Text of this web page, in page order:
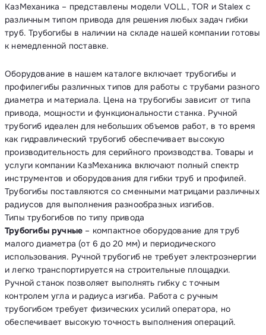
КазМеханика – представлены модели VOLL, TOR и Stalex с
различным типом привода для решения любых задач гибки
труб. Трубогибы в наличии на складе нашей компании готовы
к немедленной поставке.
Оборудование в нашем каталоге включает трубогибы и
профилегибы различных типов для работы с трубами разного
диаметра и материала. Цена на трубогибы зависит от типа
привода, мощности и функциональности станка. Ручной
трубогиб идеален для небольших объемов работ, в то время
как гидравлический трубогиб обеспечивает высокую
производительность для серийного производства. Товары и
услуги компании КазМеханика включают полный спектр
инструментов и оборудования для гибки труб и профилей.
Трубогибы поставляются со сменными матрицами различных
радиусов для выполнения разнообразных изгибов.
Типы трубогибов по типу привода
Трубогибы ручные – компактное оборудование для труб
малого диаметра (от 6 до 20 мм) и периодического
использования. Ручной трубогиб не требует электроэнергии
и легко транспортируется на строительные площадки.
Ручной станок позволяет выполнять гибку с точным
контролем угла и радиуса изгиба. Работа с ручным
трубогибом требует физических усилий оператора, но
обеспечивает высокую точность выполнения операций.